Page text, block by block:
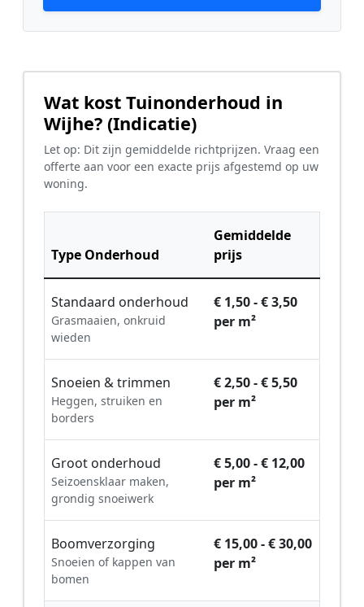
Wat kost Tuinonderhoud in
Wijhe? (Indicatie)
Let op: Dit zijn gemiddelde richtprijzen. Vraag een
offerte aan voor een exacte prijs afgestemd op uw
woning.
Type Onderhoud
Gemiddelde
prijs
Standaard onderhoud
Grasmaaien, onkruid
wieden
€ 1,50 - € 3,50
per m²
Snoeien & trimmen
Heggen, struiken en
borders
€ 2,50 - € 5,50
per m²
Groot onderhoud
Seizoensklaar maken,
grondig snoeiwerk
€ 5,00 - € 12,00
per m²
Boomverzorging
Snoeien of kappen van
bomen
€ 15,00 - € 30,00
per m²